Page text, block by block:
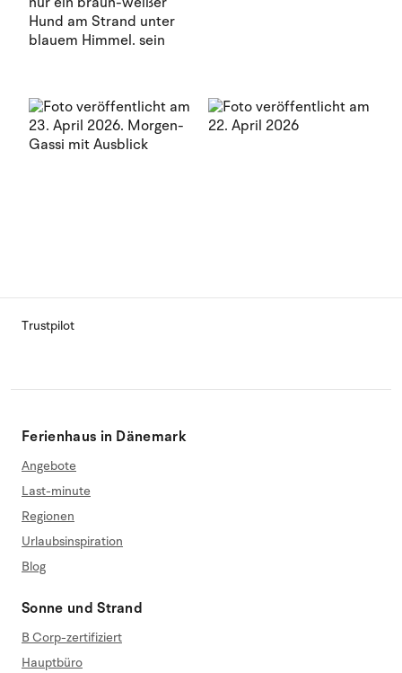
Trustpilot
Ferienhaus in Dänemark
Angebote
Last-minute
Regionen
Urlaubsinspiration
Blog
Sonne und Strand
B Corp-zertifiziert
Hauptbüro